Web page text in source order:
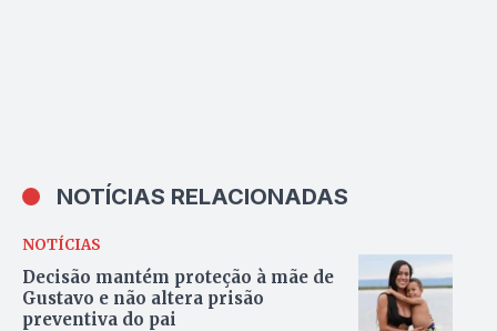
NOTÍCIAS RELACIONADAS
NOTÍCIAS
Decisão mantém proteção à mãe de
Gustavo e não altera prisão
preventiva do pai